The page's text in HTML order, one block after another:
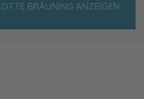
BRÄUNING ANZEIGEN